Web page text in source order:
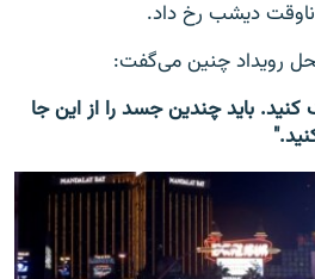
رویداد چنین می‌گفت:
کنید. باید چندین جسد را از این جا